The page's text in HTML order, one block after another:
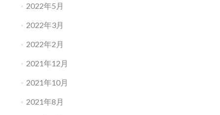
2022年5月
2022年3月
2022年2月
2021年12月
2021年10月
2021年8月